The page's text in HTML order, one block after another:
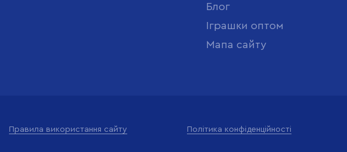
Блог
Іграшки оптом
Мапа сайту
Правила використання сайту Політика конфіденційності